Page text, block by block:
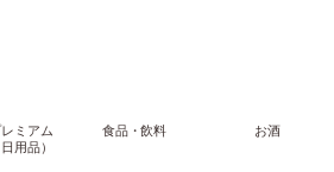
ミアム
用品）
食品・飲料 お酒